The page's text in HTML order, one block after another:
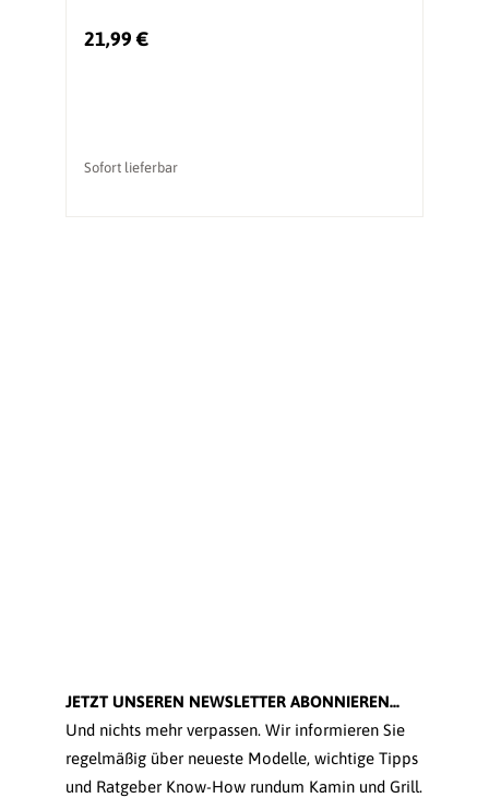
21,99 €
Sofort lieferbar
JETZT UNSEREN NEWSLETTER ABONNIEREN...
Und nichts mehr verpassen. Wir informieren Sie
regelmäßig über neueste Modelle, wichtige Tipps
und Ratgeber Know-How rundum Kamin und Grill.